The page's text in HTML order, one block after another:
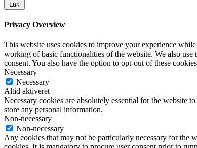
Luk
Privacy Overview
This website uses cookies to improve your experience
working of basic functionalities of the website. We also
consent. You also have the option to opt-out of these
Necessary
Necessary
Altid aktiveret
Necessary cookies are absolutely essential for the website
store any personal information.
Non-necessary
Non-necessary
Any cookies that may not be particularly necessary for the